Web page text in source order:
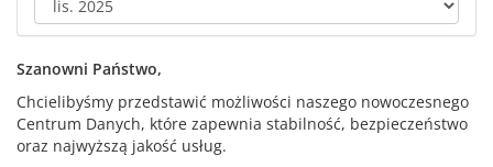
Szanowni Państwo,
Chcielibyśmy przedstawić możliwości naszego nowoczesnego
Centrum Danych, które zapewnia stabilność, bezpieczeństwo
oraz najwyższą jakość usług.